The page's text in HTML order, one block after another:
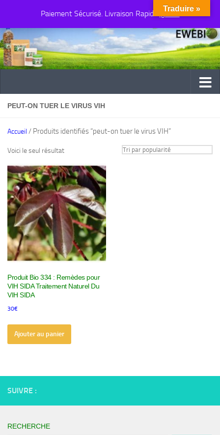
Paiement Sécurisé. Livraison Rapide Ignorer
Au dessous du contenu
PEUT-ON TUER LE VIRUS VIH
Accueil / Produits identifiés “peut-on tuer le virus VIH”
Voici le seul résultat
Produit Bio 334 : Remèdes pour
VIH SIDA Traitement Naturel Du
VIH SIDA
30€
Ajouter au panier
SUIVRE :
RECHERCHE
Traduire »